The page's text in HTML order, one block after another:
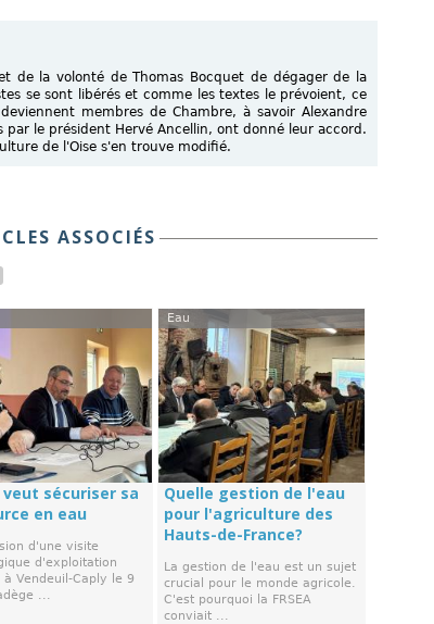
de la volonté de Thomas Bocquet de dégager de la
se sont libérés et comme les textes le prévoient, ce
membres de Chambre, à savoir Alexandre
le président Hervé Ancellin, ont donné leur accord.
de l'Oise s'en trouve modifié.
ASSOCIÉS
veut sécuriser sa
en eau
d'une visite
d'exploitation
à Vendeuil-Caply le 9
...
Eau
Quelle gestion de l'eau
pour l'agriculture des
Hauts-de-France?
La gestion de l'eau est un sujet
crucial pour le monde agricole.
C'est pourquoi la FRSEA
conviait ...